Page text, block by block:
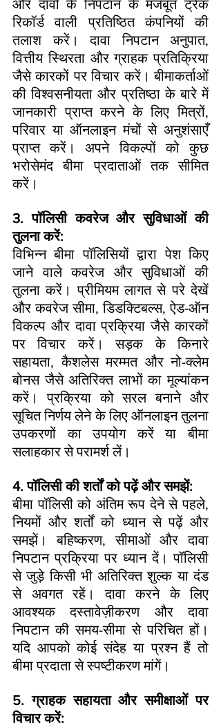
और दावों के निपटान के मजबूत ट्रैक
रिकॉर्ड वाली प्रतिष्ठित कंपनियों की
तलाश करें। दावा निपटान अनुपात,
वित्तीय स्थिरता और ग्राहक प्रतिक्रिया
जैसे कारकों पर विचार करें। बीमाकर्ताओं
की विश्वसनीयता और प्रतिष्ठा के बारे में
जानकारी प्राप्त करने के लिए मित्रों,
परिवार या ऑनलाइन मंचों से अनुशंसाएँ
प्राप्त करें। अपने विकल्पों को कुछ
भरोसेमंद बीमा प्रदाताओं तक सीमित
करें।
3. पॉलिसी कवरेज और सुविधाओं की
तुलना करें:
विभिन्न बीमा पॉलिसियों द्वारा पेश किए
जाने वाले कवरेज और सुविधाओं की
तुलना करें। प्रीमियम लागत से परे देखें
और कवरेज सीमा, डिडक्टिबल्स, ऐड-ऑन
विकल्प और दावा प्रक्रिया जैसे कारकों
पर विचार करें। सड़क के किनारे
सहायता, कैशलेस मरम्मत और नो-क्लेम
बोनस जैसे अतिरिक्त लाभों का मूल्यांकन
करें। प्रक्रिया को सरल बनाने और
सूचित निर्णय लेने के लिए ऑनलाइन तुलना
उपकरणों का उपयोग करें या बीमा
सलाहकार से परामर्श लें।
4. पॉलिसी की शर्तों को पढ़ें और समझें:
बीमा पॉलिसी को अंतिम रूप देने से पहले,
नियमों और शर्तों को ध्यान से पढ़ें और
समझें। बहिष्करण, सीमाओं और दावा
निपटान प्रक्रिया पर ध्यान दें। पॉलिसी
से जुड़े किसी भी अतिरिक्त शुल्क या दंड
से अवगत रहें। दावा करने के लिए
आवश्यक दस्तावेज़ीकरण और दावा
निपटान की समय-सीमा से परिचित हों।
यदि आपको कोई संदेह या प्रश्न हैं तो
बीमा प्रदाता से स्पष्टीकरण मांगें।
5. ग्राहक सहायता और समीक्षाओं पर
विचार करें: